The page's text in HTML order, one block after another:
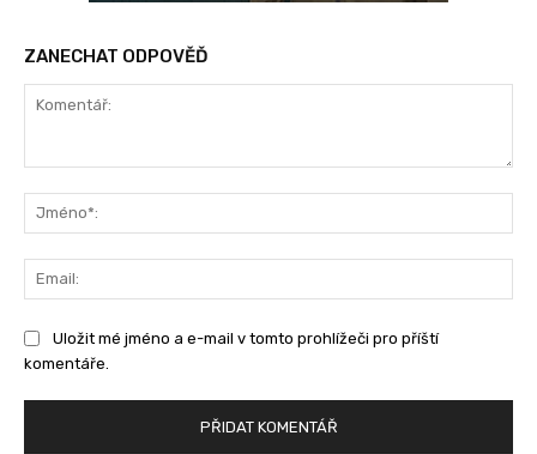
ZANECHAT ODPOVĚĎ
Uložit mé jméno a e-mail v tomto prohlížeči pro příští
komentáře.